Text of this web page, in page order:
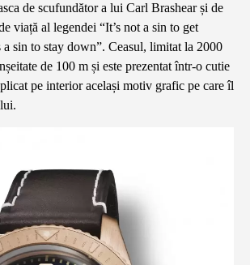
de scufundător a lui Carl Brashear și de
viață al legendei “It’s not a sin to get
a sin to stay down”. Ceasul, limitat la 2000
de 100 m și este prezentat într-o cutie
pe interior același motiv grafic pe care îl